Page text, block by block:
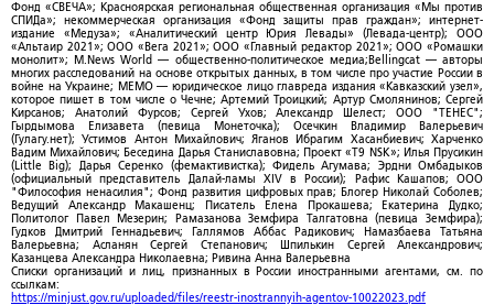
Фонд «СВЕЧА»; Красноярская региональная общественная организация «Мы против
СПИДа»; некоммерческая организация «Фонд защиты прав граждан»; интернет-
издание «Медуза»; «Аналитический центр Юрия Левады» (Левада-центр); ООО
«Альтаир 2021»; ООО «Вега 2021»; ООО «Главный редактор 2021»; ООО «Ромашки
монолит»; M.News World — общественно-политическое медиа;Bellingcat — авторы
многих расследований на основе открытых данных, в том числе про участие России в
войне на Украине; МЕМО — юридическое лицо главреда издания «Кавказский узел»,
которое пишет в том числе о Чечне; Артемий Троицкий; Артур Смолянинов; Сергей
Кирсанов; Анатолий Фурсов; Сергей Ухов; Александр Шелест; ООО "ТЕНЕС";
Гырдымова Елизавета (певица Монеточка); Осечкин Владимир Валерьевич
(Гулагу.нет); Устимов Антон Михайлович; Яганов Ибрагим Хасанбиевич; Харченко
Вадим Михайлович; Беседина Дарья Станиславовна; Проект «T9 NSK»; Илья Прусикин
(Little Big); Дарья Серенко (фемактивистка); Фидель Агумава; Эрдни Омбадыков
(официальный представитель Далай-ламы XIV в России); Рафис Кашапов; ООО
"Философия ненасилия"; Фонд развития цифровых прав; Блогер Николай Соболев;
Ведущий Александр Макашенц; Писатель Елена Прокашева; Екатерина Дудко;
Политолог Павел Мезерин; Рамазанова Земфира Талгатовна (певица Земфира);
Гудков Дмитрий Геннадьевич; Галлямов Аббас Радикович; Намазбаева Татьяна
Валерьевна; Асланян Сергей Степанович; Шпилькин Сергей Александрович;
Казанцева Александра Николаевна; Ривина Анна Валерьевна
Списки организаций и лиц, признанных в России иностранными агентами, см. по
ссылкам:
https://minjust.gov.ru/uploaded/files/reestr-inostrannyih-agentov-10022023.pdf